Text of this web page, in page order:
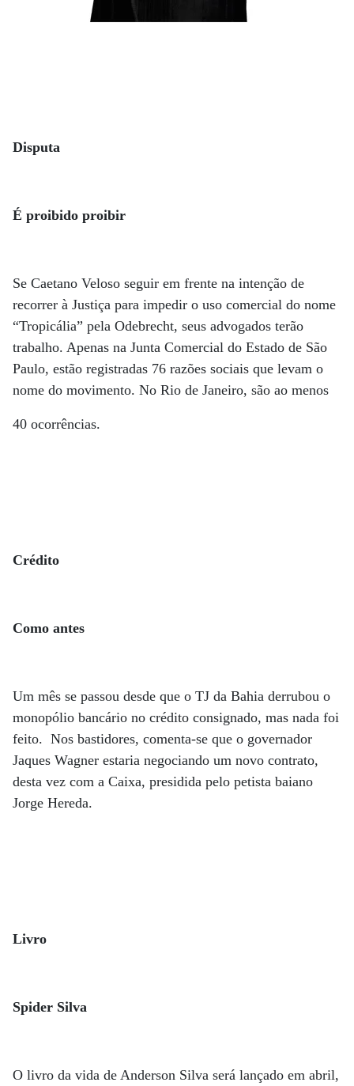
Disputa
É proibido proibir
Se Caetano Veloso seguir em frente na intenção de
recorrer à Justiça para impedir o uso comercial do nome
“Tropicá­lia” pela Odebrecht, seus advogados terão
trabalho. Apenas na Junta Comercial do Estado de São
Paulo, estão registradas 76 razões sociais que levam o
nome do movimento. No Rio de Ja­ne­iro, são ao menos
40 ocorrências.
Crédito
Como antes
Um mês se passou desde que o TJ da Bahia derrubou o
monopólio bancário no crédito consignado, mas nada foi
feito. Nos bastidores, comenta-se que o governador
Jaques Wagner estaria negociando um novo contrato,
desta vez com a Caixa, presidida pelo petista baiano
Jorge Hereda.
Livro
Spider Silva
O livro da vida de Anderson Silva será lançado em abril,